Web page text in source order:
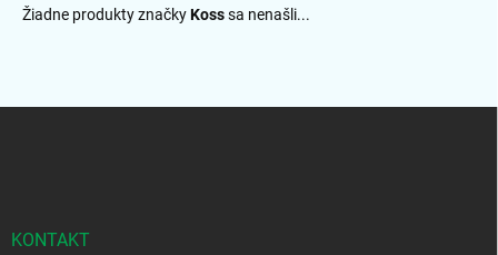
Žiadne produkty značkyKosssa nenašli...
KONTAKT